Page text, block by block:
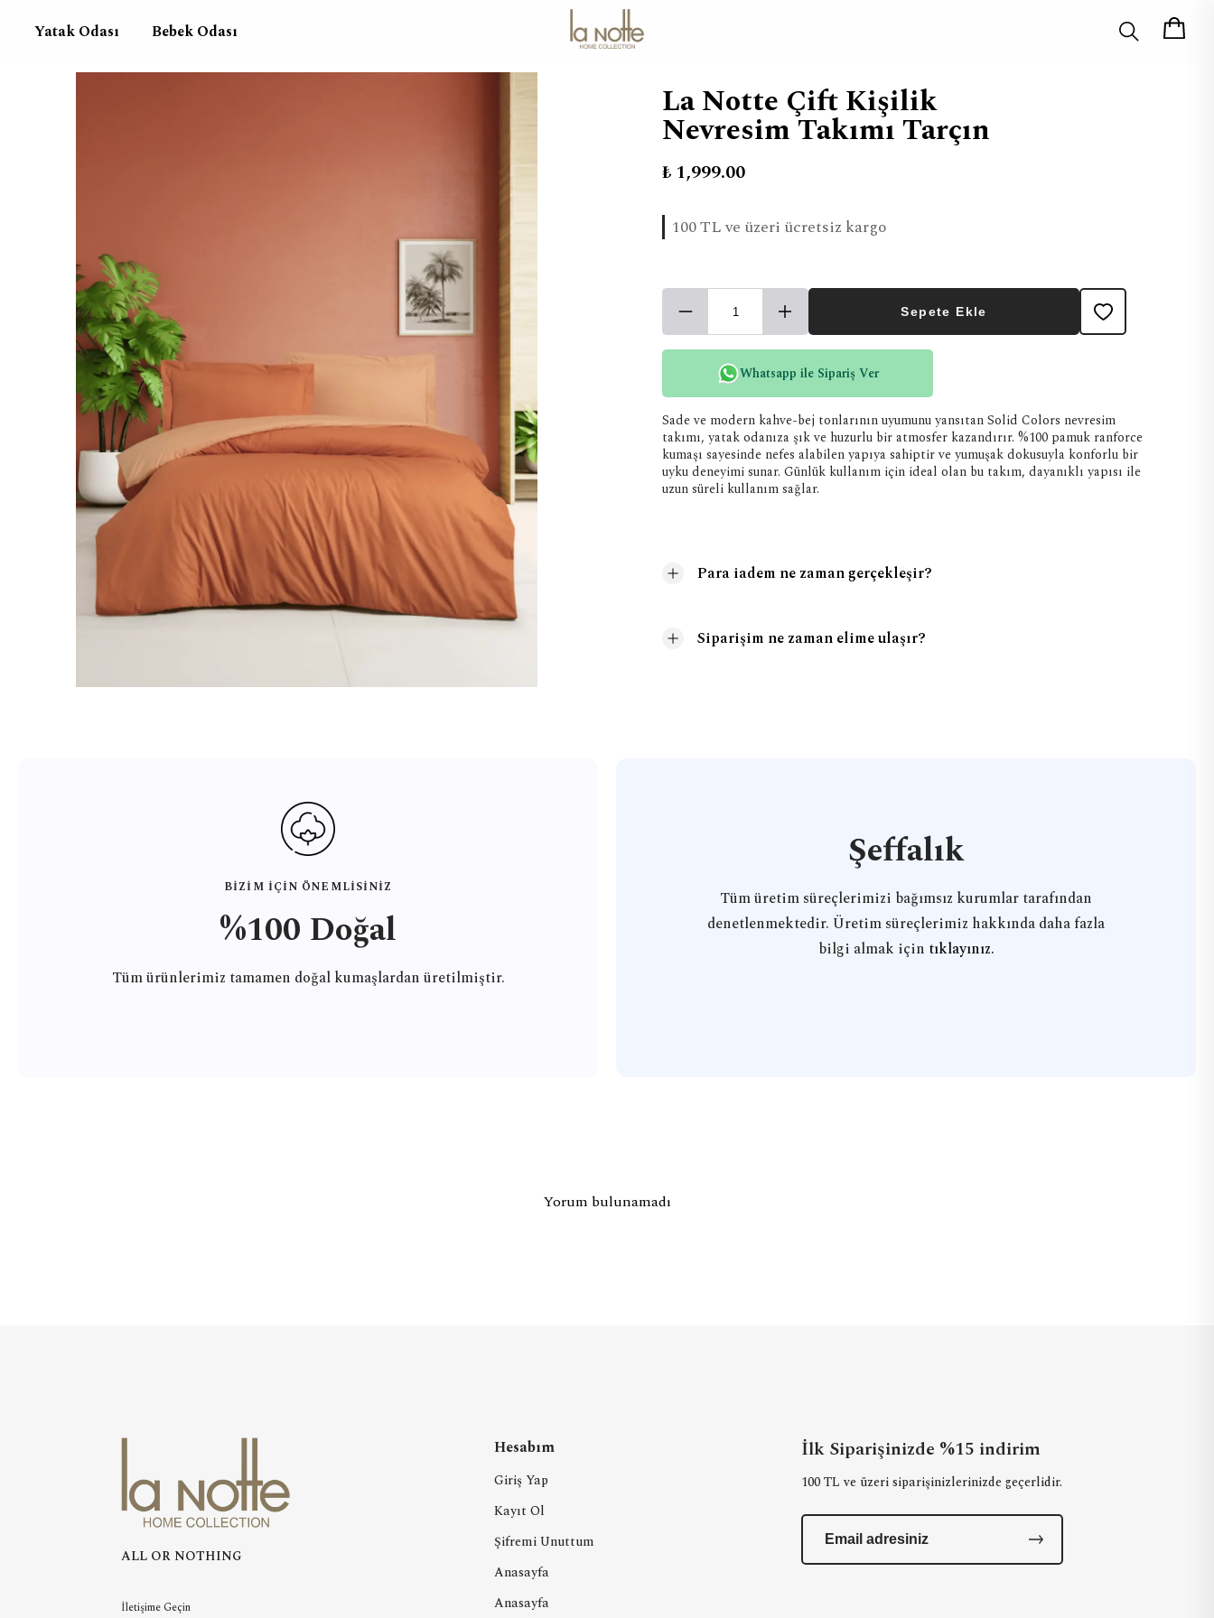
Yatak Odası Bebek Odası
La Notte Çift Kişilik
Nevresim Takımı Tarçın
₺ 1,999.00
100 TL ve üzeri ücretsiz kargo
Sepete Ekle
Whatsapp ile Sipariş Ver
Sade ve modern kahve-bej tonlarının uyumunu yansıtan Solid Colors nevresim
takımı, yatak odanıza şık ve huzurlu bir atmosfer kazandırır. %100 pamuk ranforce
kumaşı sayesinde nefes alabilen yapıya sahiptir ve yumuşak dokusuyla konforlu bir
uyku deneyimi sunar. Günlük kullanım için ideal olan bu takım, dayanıklı yapısı ile
uzun süreli kullanım sağlar.
Para iadem ne zaman gerçekleşir?
Siparişim ne zaman elime ulaşır?
BİZİM İÇİN ÖNEMLİSİNİZ
%100 Doğal
Tüm ürünlerimiz tamamen doğal kumaşlardan üretilmiştir.
Şeffalık
Tüm üretim süreçlerimizi bağımsız kurumlar tarafından
denetlenmektedir. Üretim süreçlerimiz hakkında daha fazla
bilgi almak için tıklayınız.
Yorum bulunamadı
ALL OR NOTHING
İletişime Geçin
Hesabım
Giriş Yap
Kayıt Ol
Şifremi Unuttum
Anasayfa
Anasayfa
İlk Siparişinizde %15 indirim
100 TL ve üzeri siparişinizlerinizde geçerlidir.